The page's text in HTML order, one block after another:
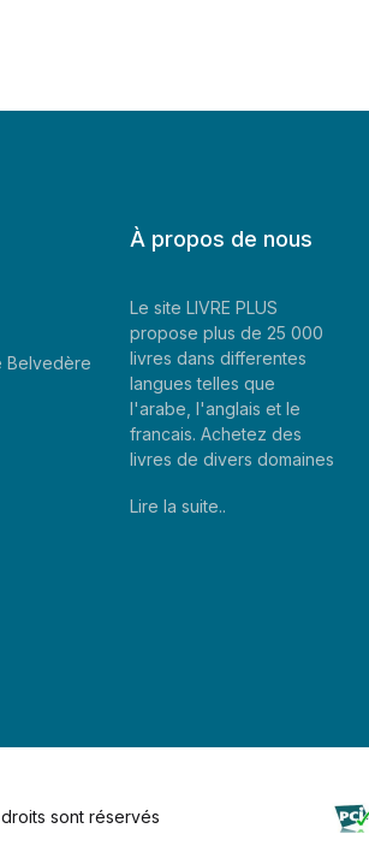
Belvedère
À propos de nous
Le site LIVRE PLUS
propose plus de 25 000
livres dans differentes
langues telles que
l'arabe, l'anglais et le
francais. Achetez des
livres de divers domaines
Lire la suite..
sont réservés